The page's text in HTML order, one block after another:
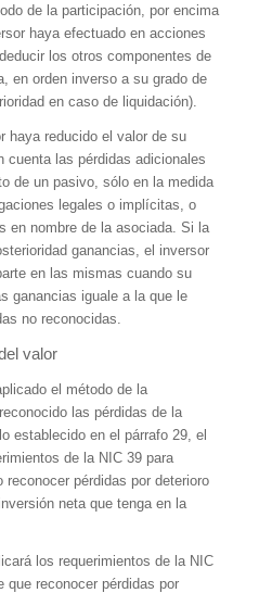
de la participación, por encima
haya efectuado en acciones
los otros componentes de
en orden inverso a su grado de
en caso de liquidación).
haya reducido el valor de su
cuenta las pérdidas adicionales
de un pasivo, sólo en la medida
legales o implícitas, o
en nombre de la asociada. Si la
ganancias, el inversor
en las mismas cuando su
ganancias iguale a la que le
no reconocidas.
valor
el método de la
las pérdidas de la
establecido en el párrafo 29, el
de la NIC 39 para
pérdidas por deterioro
neta que tenga en la
los requerimientos de la NIC
que reconocer pérdidas por